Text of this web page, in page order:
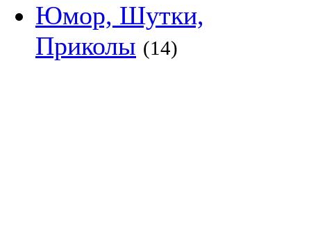
Юмор, Шутки,
Приколы (14)